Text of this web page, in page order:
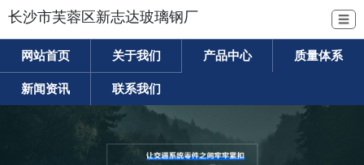
长沙市芙蓉区新志达玻璃钢厂 ☰
网站首页 关于我们 产品中心 质量体系
新闻资讯 联系我们